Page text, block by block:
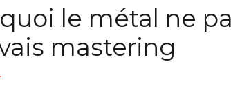
le métal ne
mastering